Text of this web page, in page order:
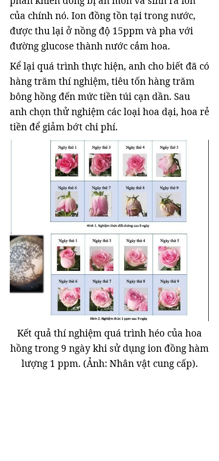
của chính nó. Ion đồng tồn tại trong nước,
được thu lại ở nồng độ 15ppm và pha với
đường glucose thành nước cắm hoa.
Kể lại quá trình thực hiện, anh cho biết đã có
hàng trăm thí nghiệm, tiêu tốn hàng trăm
bông hồng đến mức tiền túi cạn dần. Sau
anh chọn thử nghiệm các loại hoa dại, hoa rẻ
tiền để giảm bớt chi phí.
Kết quả thí nghiệm quá trình héo của hoa
hồng trong 9 ngày khi sử dụng ion đồng hàm
lượng 1 ppm. (Ảnh: Nhân vật cung cấp).